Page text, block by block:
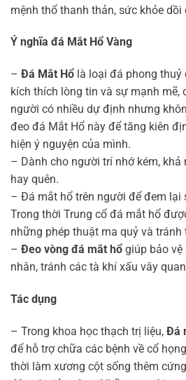
mệnh thổ thanh thản, sức khỏe dồi
Ý nghĩa đá Mắt Hổ Vàng
– Đá Mắt Hổ là loại đá phong
kích thích lòng tin và sự mạnh mẽ,
người có nhiều dự định nhưng
đeo đá Mắt Hổ này để tăng kiên
hiện ý nguyện của mình.
– Dành cho người trí nhớ kém, khả
hay quên.
– Đá mắt hổ trên người để đem lại
Trong thời Trung cổ đá mắt hổ
những phép thuật ma quỷ và tránh
– Đeo vòng đá mắt hổ giúp bảo
nhân, tránh các tà khí xấu vây
Tác dụng
– Trong khoa học thạch trị liệu, Đá
để hỗ trợ chữa các bệnh về cổ
thời làm xương cột sống thêm